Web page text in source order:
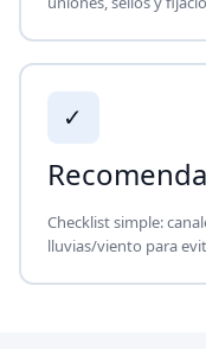
✓
Checklist simple:
lluvias/viento para